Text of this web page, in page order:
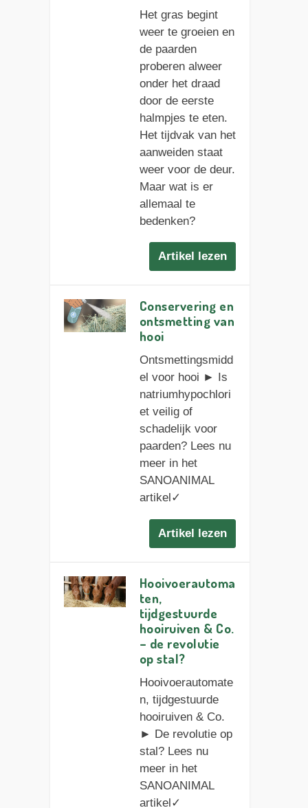
Het gras begint
weer te groeien en
de paarden
proberen alweer
onder het draad
door de eerste
halmpjes te eten.
Het tijdvak van het
aanweiden staat
weer voor de deur.
Maar wat is er
allemaal te
bedenken?
Artikel lezen
Conservering en
ontsmetting van
hooi
Ontsmettingsmidd
el voor hooi ► Is
natriumhypochlori
et veilig of
schadelijk voor
paarden? Lees nu
meer in het
SANOANIMAL
artikel✓
Artikel lezen
Hooivoerautoma
ten,
tijdgestuurde
hooiruiven & Co.
– de revolutie
op stal?
Hooivoerautomate
n, tijdgestuurde
hooiruiven & Co.
► De revolutie op
stal? Lees nu
meer in het
SANOANIMAL
artikel✓